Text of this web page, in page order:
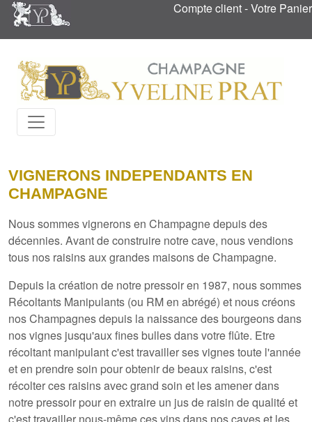
Compte client-Votre Panier
VIGNERONS INDEPENDANTS EN
CHAMPAGNE
Nous sommes vignerons en Champagne depuis des
décennies. Avant de construire notre cave, nous vendions
tous nos raisins aux grandes maisons de Champagne.
Depuis la création de notre pressoir en 1987, nous sommes
Récoltants Manipulants (ou RM en abrégé) et nous créons
nos Champagnes depuis la naissance des bourgeons dans
nos vignes jusqu'aux fines bulles dans votre flûte. Etre
récoltant manipulant c'esttravailler ses vignes toute l'année
et en prendre soin pour obtenir de beaux raisins, c'est
récolter ces raisins avec grand soin et les amenerdans
notre pressoir pour en extraire un jus de raisin de qualitéet